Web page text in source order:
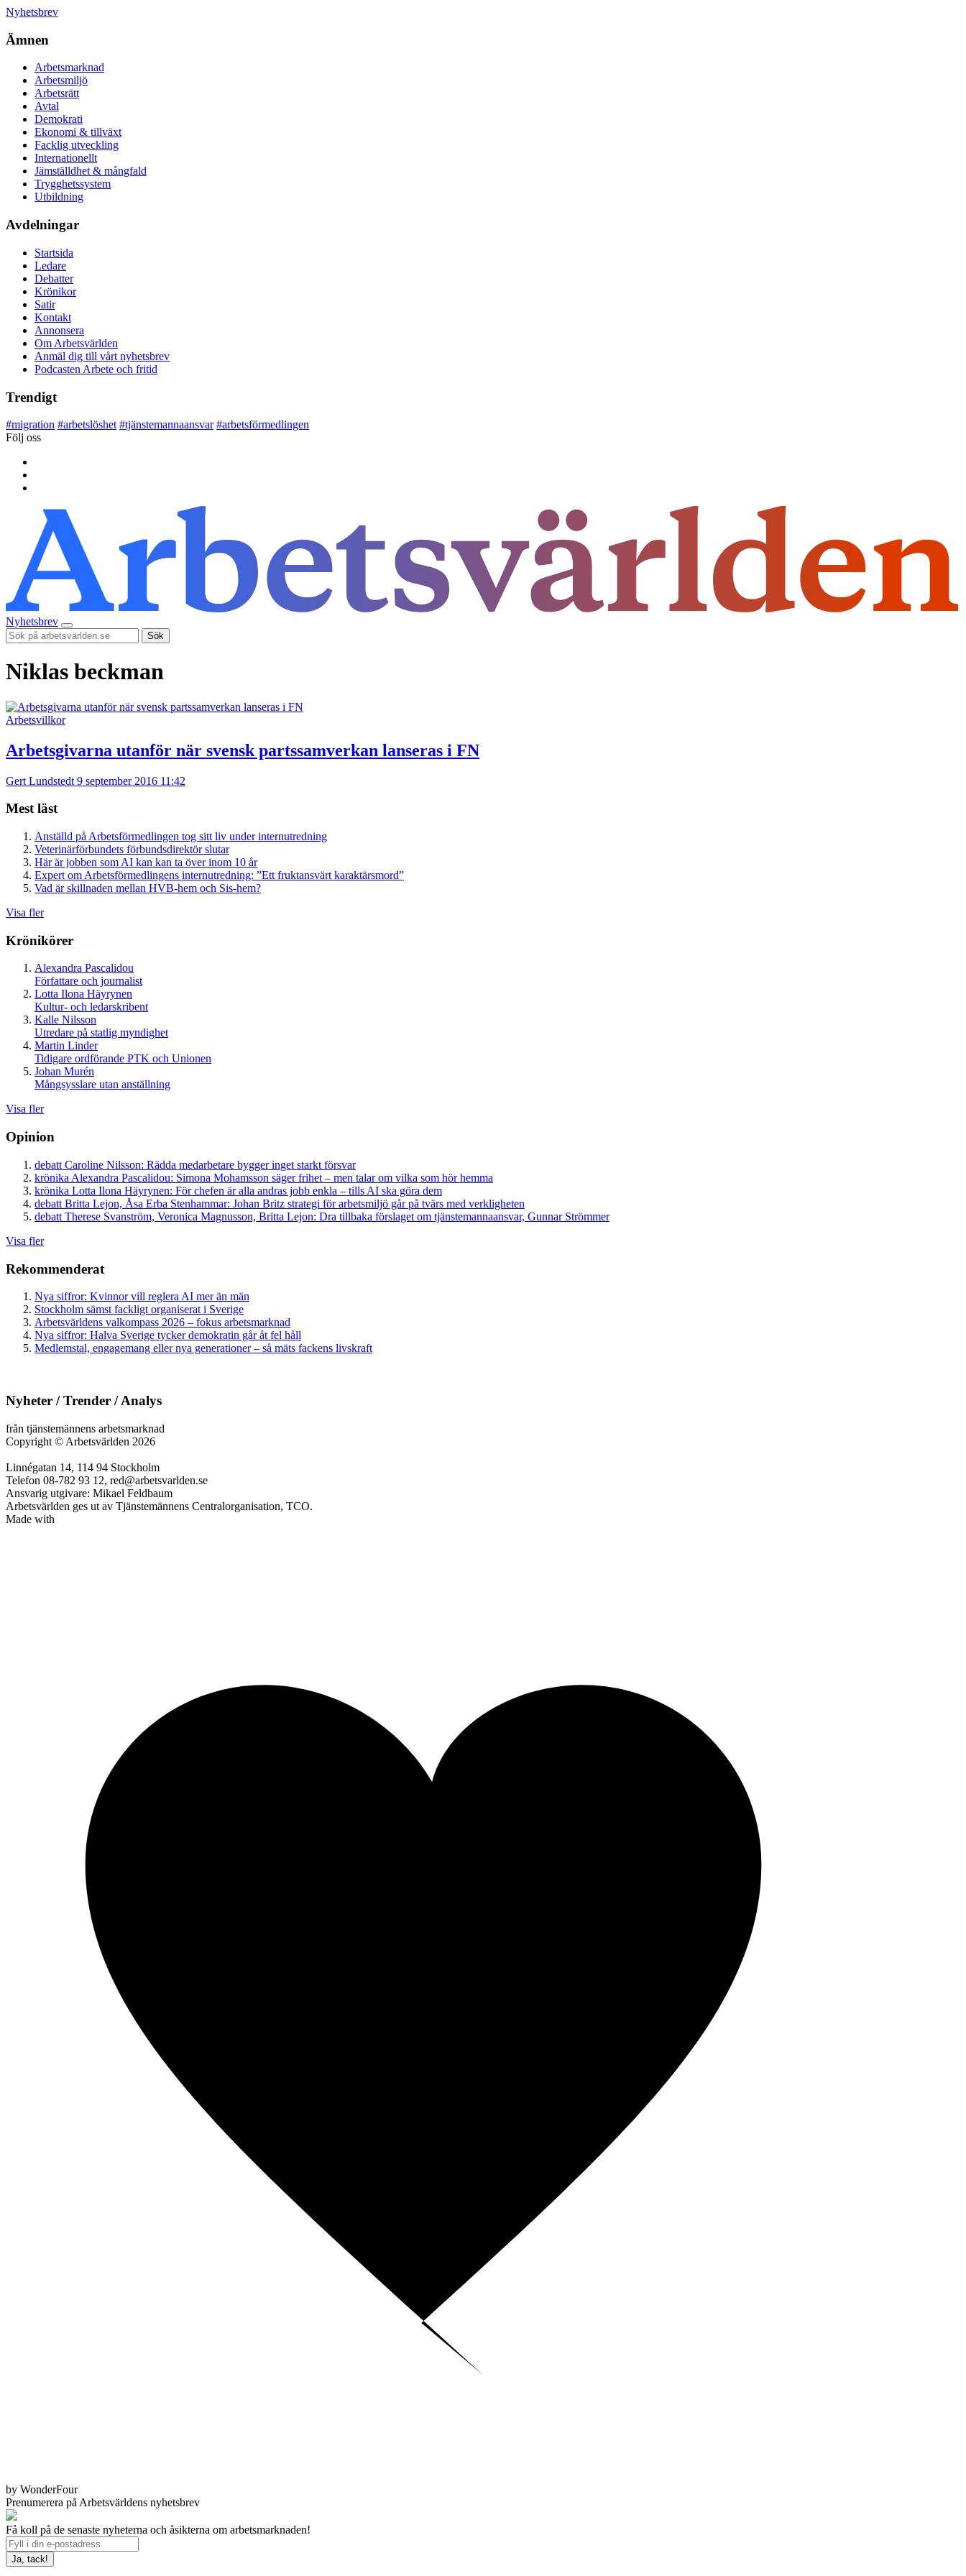
Nyhetsbrev
Ämnen
Arbetsmarknad
Arbetsmiljö
Arbetsrätt
Avtal
Demokrati
Ekonomi & tillväxt
Facklig utveckling
Internationellt
Jämställdhet & mångfald
Trygghetssystem
Utbildning
Avdelningar
Startsida
Ledare
Debatter
Krönikor
Satir
Kontakt
Annonsera
Om Arbetsvärlden
Anmäl dig till vårt nyhetsbrev
Podcasten Arbete och fritid
Trendigt
#migration #arbetslöshet #tjänstemannaansvar #arbetsförmedlingen
Följ oss
Nyhetsbrev
Sök
Niklas beckman
Arbetsvillkor
Arbetsgivarna utanför när svensk partssamverkan lanseras i FN
Gert Lundstedt 9 september 2016 11:42
Mest läst
Anställd på Arbetsförmedlingen tog sitt liv under internutredning
Veterinärförbundets förbundsdirektör slutar
Här är jobben som AI kan kan ta över inom 10 år
Expert om Arbetsförmedlingens internutredning: ”Ett fruktansvärt karaktärsmord”
Vad är skillnaden mellan HVB-hem och Sis-hem?
Visa fler
Krönikörer
Alexandra Pascalidou
Författare och journalist
Lotta Ilona Häyrynen
Kultur- och ledarskribent
Kalle Nilsson
Utredare på statlig myndighet
Martin Linder
Tidigare ordförande PTK och Unionen
Johan Murén
Mångsysslare utan anställning
Visa fler
Opinion
debatt Caroline Nilsson: Rädda medarbetare bygger inget starkt försvar
krönika Alexandra Pascalidou: Simona Mohamsson säger frihet – men talar om vilka som hör hemma
krönika Lotta Ilona Häyrynen: För chefen är alla andras jobb enkla – tills AI ska göra dem
debatt Britta Lejon, Åsa Erba Stenhammar: Johan Britz strategi för arbetsmiljö går på tvärs med verkligheten
debatt Therese Svanström, Veronica Magnusson, Britta Lejon: Dra tillbaka förslaget om tjänstemannaansvar, Gunnar Strömmer
Visa fler
Rekommenderat
Nya siffror: Kvinnor vill reglera AI mer än män
Stockholm sämst fackligt organiserat i Sverige
Arbetsvärldens valkompass 2026 – fokus arbetsmarknad
Nya siffror: Halva Sverige tycker demokratin går åt fel håll
Medlemstal, engagemang eller nya generationer – så mäts fackens livskraft
Nyheter / Trender / Analys
från tjänstemännens arbetsmarknad
Copyright © Arbetsvärlden 2026
Linnégatan 14, 114 94 Stockholm
Telefon 08-782 93 12, red@arbetsvarlden.se
Ansvarig utgivare: Mikael Feldbaum
Arbetsvärlden ges ut av Tjänstemännens Centralorganisation, TCO.
Made with
by WonderFour
Prenumerera på Arbetsvärldens nyhetsbrev
Få koll på de senaste nyheterna och åsikterna om arbetsmarknaden!